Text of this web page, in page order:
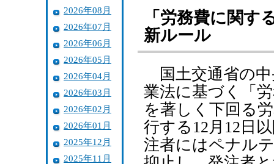
2026年08月
2026年07月
2026年06月
2026年05月
2026年04月
2026年03月
2026年02月
2026年01月
2025年12月
2025年11月
「労務費に関
新ルール
国土交通省の中
業法に基づく「
を著しく下回る
行する12月12日
注者にはペナル